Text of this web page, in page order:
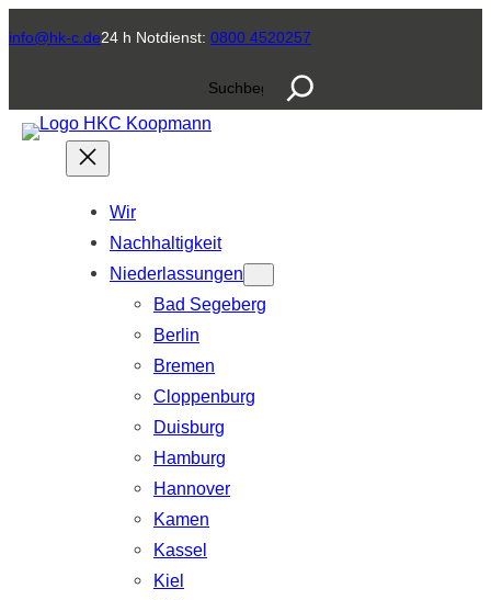
info@hk-c.de24 h Notdienst: 0800 4520257
S
u
n
Wir
Nachhaltigkeit
Niederlassungen
Bad Segeberg
Berlin
Bremen
Cloppenburg
Duisburg
Hamburg
Hannover
Kamen
Kassel
Kiel